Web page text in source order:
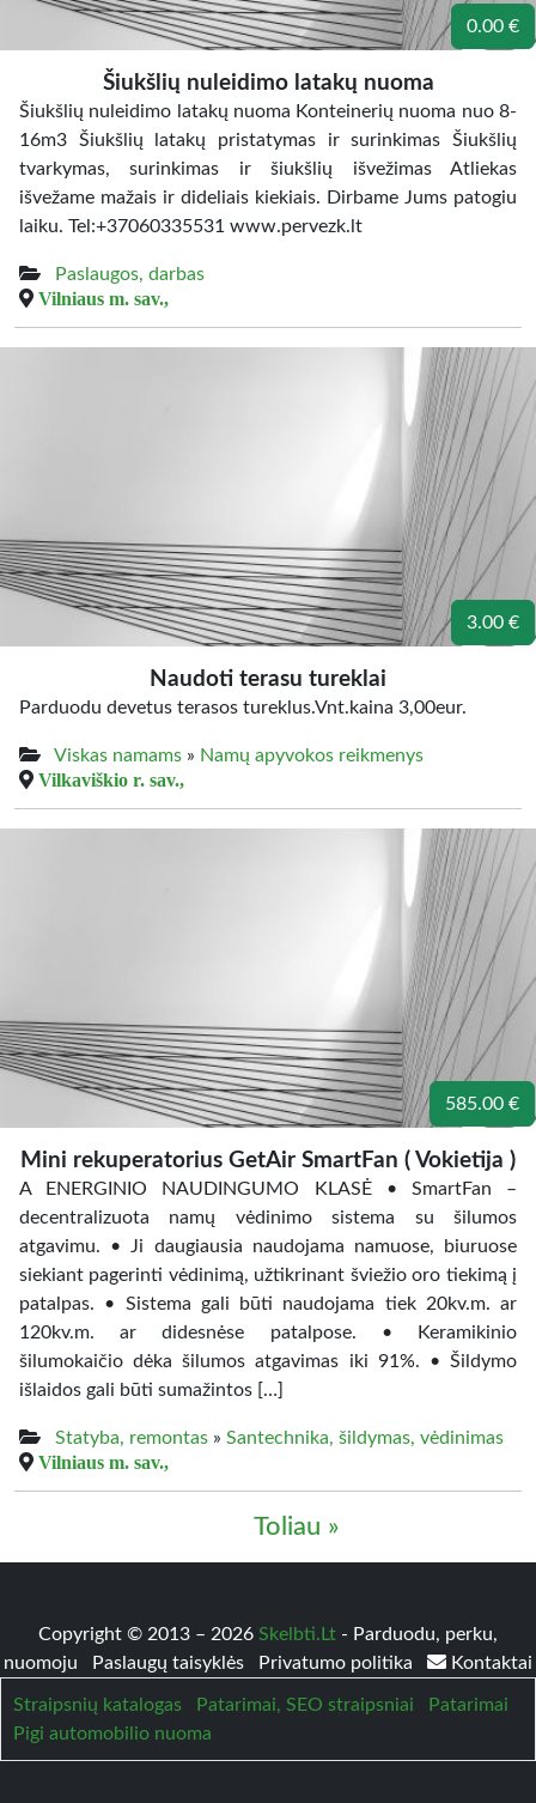
0.00 €
Šiukšlių nuleidimo latakų nuoma
Šiukšlių nuleidimo latakų nuoma Konteinerių nuoma nuo 8-
16m3 Šiukšlių latakų pristatymas ir surinkimas Šiukšlių
tvarkymas, surinkimas ir šiukšlių išvežimas Atliekas
išvežame mažais ir dideliais kiekiais. Dirbame Jums patogiu
laiku. Tel:+37060335531 www.pervezk.lt
Paslaugos, darbas
Vilniaus m. sav.,
3.00 €
Naudoti terasu tureklai
Parduodu devetus terasos tureklus.Vnt.kaina 3,00eur.
Viskas namams » Namų apyvokos reikmenys
Vilkaviškio r. sav.,
585.00 €
Mini rekuperatorius GetAir SmartFan ( Vokietija )
A ENERGINIO NAUDINGUMO KLASĖ • SmartFan –
decentralizuota namų vėdinimo sistema su šilumos
atgavimu. • Ji daugiausia naudojama namuose, biuruose
siekiant pagerinti vėdinimą, užtikrinant šviežio oro tiekimą į
patalpas. • Sistema gali būti naudojama tiek 20kv.m. ar
120kv.m. ar didesnėse patalpose. • Keramikinio
šilumokaičio dėka šilumos atgavimas iki 91%. • Šildymo
išlaidos gali būti sumažintos […]
Statyba, remontas » Santechnika, šildymas, vėdinimas
Vilniaus m. sav.,
Toliau »
Copyright © 2013 – 2026 Skelbti.Lt - Parduodu, perku,
nuomoju
Paslaugų taisyklės Privatumo politika Kontaktai
Straipsnių katalogas Patarimai, SEO straipsniai
Patarimai
Pigi automobilio nuoma